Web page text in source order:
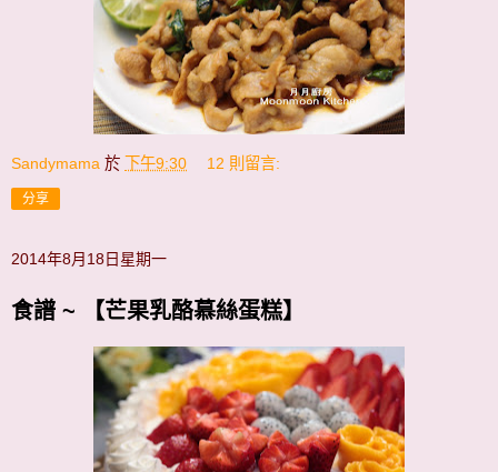
Sandymama 於 下午9:30 12 則留言:
分享
2014年8月18日星期一
食譜 ~ 【芒果乳酪慕絲蛋糕】